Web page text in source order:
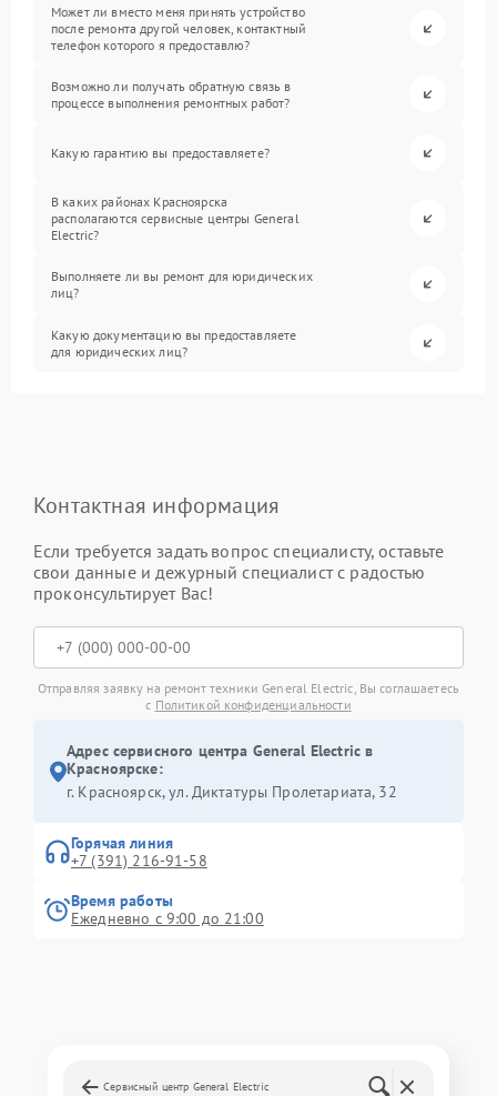
Может ли вместо меня принять устройство
после ремонта другой человек, контактный
телефон которого я предоставлю?
Возможно ли получать обратную связь в
процессе выполнения ремонтных работ?
Какую гарантию вы предоставляете?
В каких районах Красноярска
располагаются сервисные центры General
Electric?
Выполняете ли вы ремонт для юридических
лиц?
Какую документацию вы предоставляете
для юридических лиц?
Контактная информация
Если требуется задать вопрос специалисту, оставьте
свои данные и дежурный специалист с радостью
проконсультирует Вас!
Отправляя заявку на ремонт техники General Electric, Вы соглашаетесь
с Политикой конфиденциальности
Адрес сервисного центра General Electric в
Красноярске:
г. Красноярск, ул. Диктатуры Пролетариата, 32
Горячая линия
+7 (391) 216-91-58
Время работы
Ежедневно с 9:00 до 21:00
Сервисный центр General Electric